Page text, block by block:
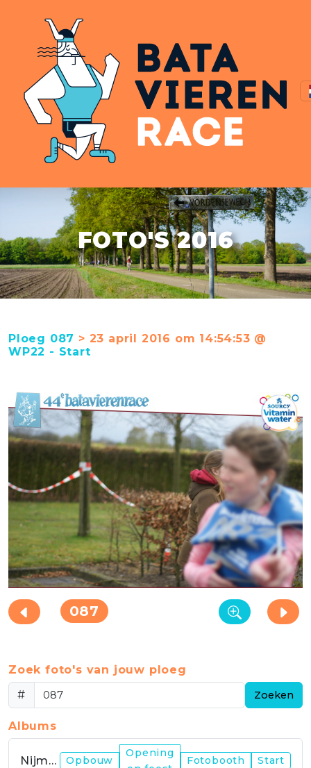
FOTO'S 2016
Ploeg 087 > 23 april 2016 om 14:54:53 @
WP22 - Start
087
Zoek foto's van jouw ploeg
#
Zoeken
Albums
Nijmegen Opbouw
Opening
Fotobooth Start